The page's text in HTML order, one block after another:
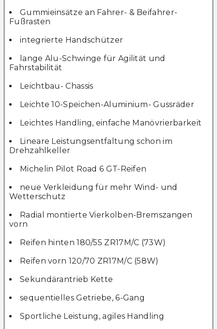
Gummieinsätze an Fahrer- & Beifahrer-
Fußrasten
integrierte Handschützer
lange Alu-Schwinge für Agilität und
Fahrstabilität
Leichtbau- Chassis
Leichte 10-Speichen-Aluminium- Gussräder
Leichtes Handling, einfache Manövrierbarkeit
Lineare Leistungsentfaltung schon im
Drehzahlkeller
Michelin Pilot Road 6 GT-Reifen
neue Verkleidung für mehr Wind- und
Wetterschutz
Radial montierte Vierkolben-Bremszangen
vorn
Reifen hinten 180/55 ZR17M/C (73W)
Reifen vorn 120/70 ZR17M/C (58W)
Sekundärantrieb Kette
sequentielles Getriebe, 6-Gang
Sportliche Leistung, agiles Handling